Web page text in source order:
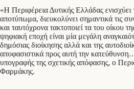
«Η Περιφέρεια Δυτικής Ελλάδας ενισχύει
αποτύπωμα, διευκολύνει σημαντικά τις
και ταυτόχρονα τακτοποιεί τα του οίκου
ψηφιακή εποχή είναι μία μεγάλη
δημόσιας διοίκησης αλλά και της
αποφασιστικά προς αυτή την
υπογραφής της σχετικής απόφασης, ο
Φαρμάκης.